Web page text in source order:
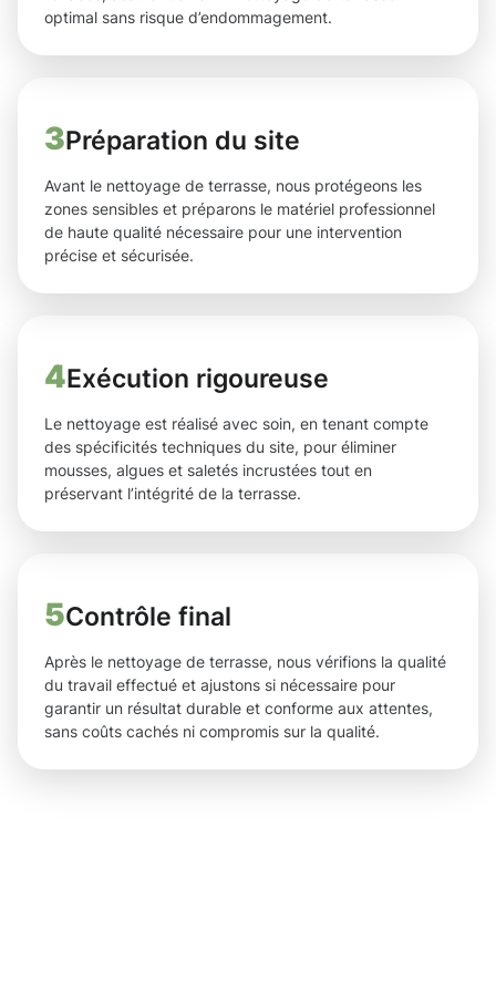
optimal sans risque d’endommagement.
3Préparation du site
Avant le nettoyage de terrasse, nous protégeons les
zones sensibles et préparons le matériel professionnel
de haute qualité nécessaire pour une intervention
précise et sécurisée.
4Exécution rigoureuse
Le nettoyage est réalisé avec soin, en tenant compte
des spécificités techniques du site, pour éliminer
mousses, algues et saletés incrustées tout en
préservant l’intégrité de la terrasse.
5Contrôle final
Après le nettoyage de terrasse, nous vérifions la qualité
du travail effectué et ajustons si nécessaire pour
garantir un résultat durable et conforme aux attentes,
sans coûts cachés ni compromis sur la qualité.